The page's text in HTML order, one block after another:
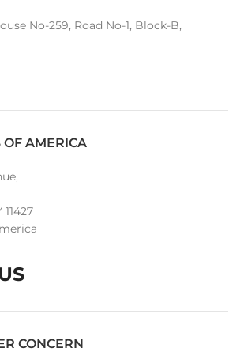
No-259, Road No-1, Block-B,
OF AMERICA
CONCERN